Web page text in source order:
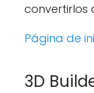
convertirlos
Página de
3D